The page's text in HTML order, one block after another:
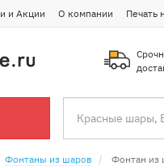
и Акции О компании Печать
Фонтаны из шаров Фонтан из